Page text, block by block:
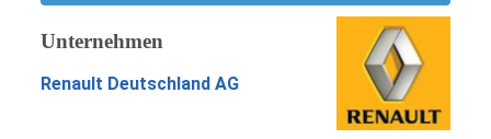
Unternehmen
Renault Deutschland AG